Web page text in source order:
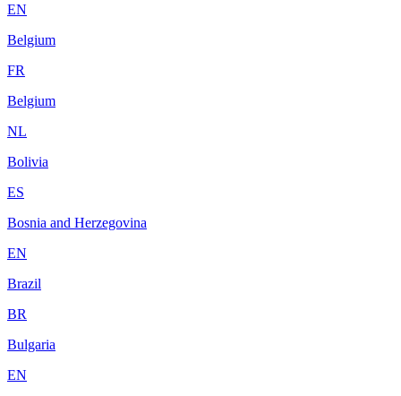
EN
Belgium
FR
Belgium
NL
Bolivia
ES
Bosnia and Herzegovina
EN
Brazil
BR
Bulgaria
EN